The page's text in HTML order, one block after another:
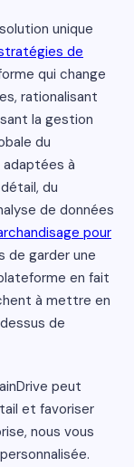
unique
de
qui change
rationalisant
la gestion
du
à
du
de données
pour
de garder une
en fait
à mettre en
de
peut
et favoriser
nous vous